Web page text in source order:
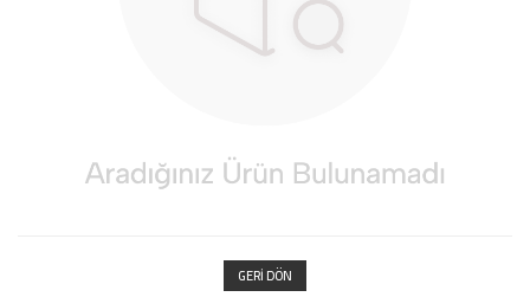
GERI DÖN